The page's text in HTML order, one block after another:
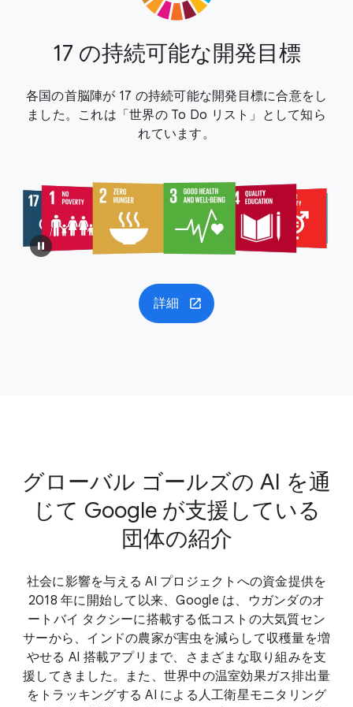
17 の持続可能な開発目標
各国の首脳陣が 17 の持続可能な開発目標に合意をし
ました。これは「世界の To Do リスト」として知ら
れています。
詳細
グローバル ゴールズの AI を通
じて Google が支援している
団体の紹介
社会に影響を与える AI プロジェクトへの資金提供を
2018 年に開始して以来、Google は、ウガンダのオ
ートバイ タクシーに搭載する低コストの大気質セン
サーから、インドの農家が害虫を減らして収穫量を増
やせる AI 搭載アプリまで、さまざまな取り組みを支
援してきました。また、世界中の温室効果ガス排出量
をトラッキングする AI による人工衛星モニタリング